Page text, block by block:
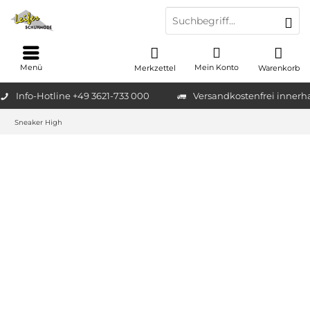
Info-Hotline +49 3621-733 000 Versandkostenfrei
Warenkorb
Merkzettel Mein Konto
Menü
Sneaker High